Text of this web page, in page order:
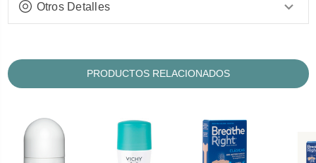
Otros Detalles
PRODUCTOS RELACIONADOS